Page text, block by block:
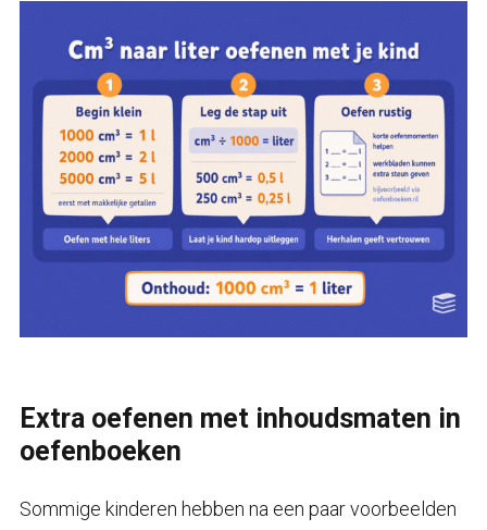
Extra oefenen met inhoudsmaten in
oefenboeken
Sommige kinderen hebben na een paar voorbeelden